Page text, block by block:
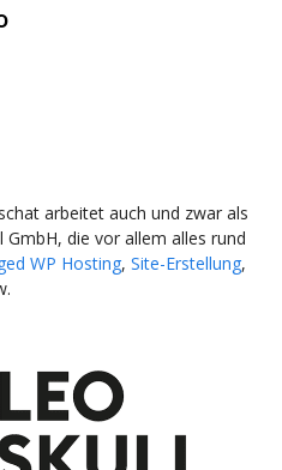
arbeitet auch und zwar als
die vor allem alles rund
WP Hosting, Site-Erstellung,